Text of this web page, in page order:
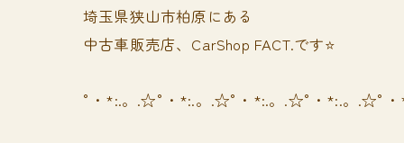
埼玉県狭山市柏原にある
中古車販売店、CarShop FACT.です⭐️
°・*:.。.☆°・*:.。.☆°・*:.。.☆°・*:.。.☆°